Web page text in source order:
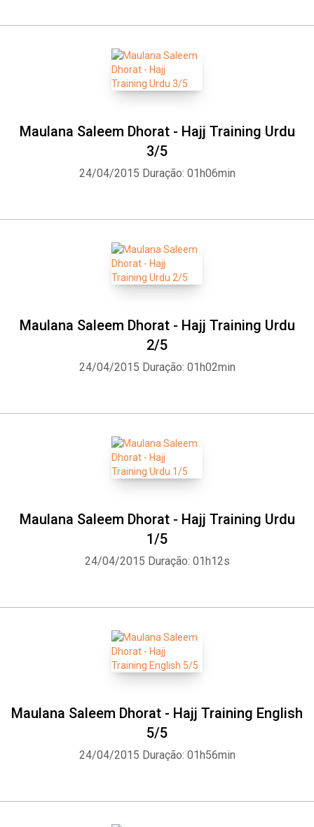
Maulana Saleem Dhorat - Hajj Training Urdu
3/5
24/04/2015 Duração: 01h06min
Maulana Saleem Dhorat - Hajj Training Urdu
2/5
24/04/2015 Duração: 01h02min
Maulana Saleem Dhorat - Hajj Training Urdu
1/5
24/04/2015 Duração: 01h12s
Maulana Saleem Dhorat - Hajj Training English
5/5
24/04/2015 Duração: 01h56min
Facebook Twitter